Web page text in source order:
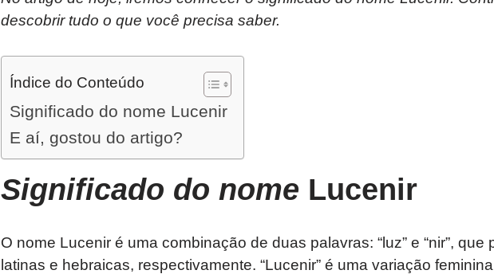
descobrir tudo o que você precisa saber.
Índice do Conteúdo
Significado do nome Lucenir
E aí, gostou do artigo?
Significado do nome Lucenir
O nome Lucenir é uma combinação de duas palavras: “luz” e “nir”, que
latinas e hebraicas, respectivamente. “Lucenir” é uma variação